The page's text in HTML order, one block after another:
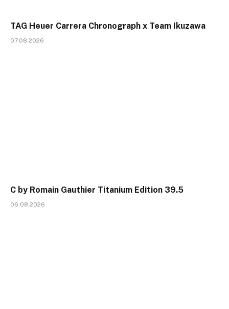
TAG Heuer Carrera Chronograph x Team Ikuzawa
07.08.2026
C by Romain Gauthier Titanium Edition 39.5
06.08.2026